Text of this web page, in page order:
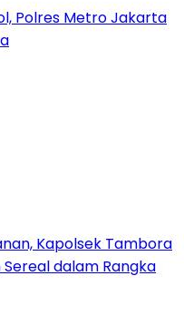
Polres Metro Jakarta
Kapolsek Tambora
Sereal dalam Rangka